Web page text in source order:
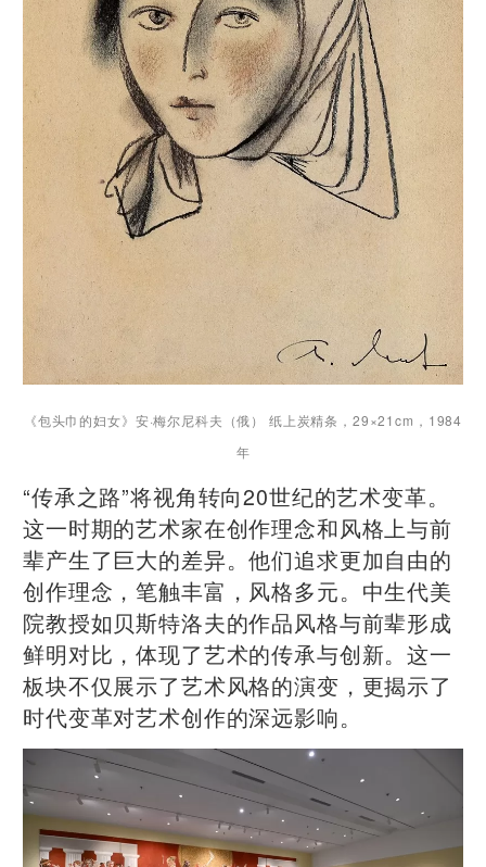
《包头巾的妇女》安·梅尔尼科夫（俄） 纸上炭精条，29×21cm，1984
年
“传承之路”将视角转向20世纪的艺术变革。
这一时期的艺术家在创作理念和风格上与前
辈产生了巨大的差异。他们追求更加自由的
创作理念，笔触丰富，风格多元。中生代美
院教授如贝斯特洛夫的作品风格与前辈形成
鲜明对比，体现了艺术的传承与创新。这一
板块不仅展示了艺术风格的演变，更揭示了
时代变革对艺术创作的深远影响。